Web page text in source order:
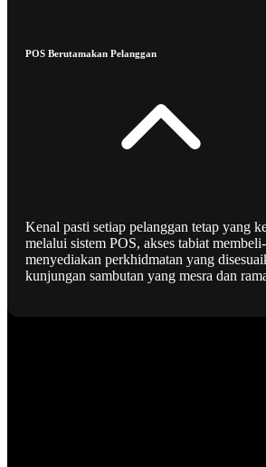
POS Berutamakan Pelanggan
Kenal pasti setiap pelanggan tetap yang
melalui sistem POS, akses tabiat
menyediakan perkhidmatan yang
kunjungan sambutan yang mesra dan